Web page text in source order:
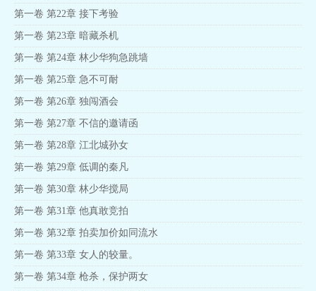
第一卷 第22章 接下考验
第一卷 第23章 暗藏杀机
第一卷 第24章 林少华狗急跳墙
第一卷 第25章 急不可耐
第一卷 第26章 独闯酒会
第一卷 第27章 不信的邀请函
第一卷 第28章 江北城孙女
第一卷 第29章 低调的秦凡
第一卷 第30章 林少华搅局
第一卷 第31章 他真敢竞拍
第一卷 第32章 拍卖加价如同流水
第一卷 第33章 女人的较量。
第一卷 第34章 枪杀，保护两女